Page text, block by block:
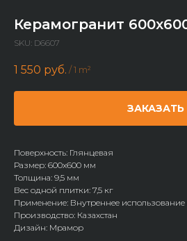
Керамогранит
SKU: D6607
1 550 руб. / 1 m²
ЗАКАЗАТЬ
Поверхность: Глянцевая
Размер: 600х600 мм
Толщина: 9,5 мм
Вес одной плитки: 7,5 кг
Применение: Внутреннее
Производство: Казахстан
Дизайн: Мрамор